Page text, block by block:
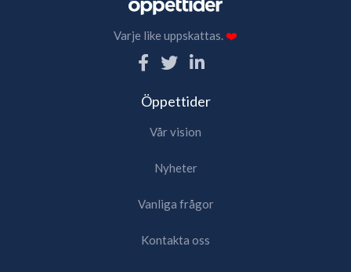
Varje like uppskattas.❤️
Öppettider
Vår vision
Nyheter
Vanliga frågor
Kontakta oss